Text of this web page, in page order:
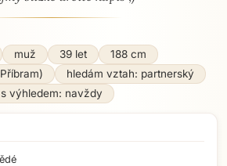
muž 39 let
188 cm
hledám vztah: partnerský
s výhledem: navždy